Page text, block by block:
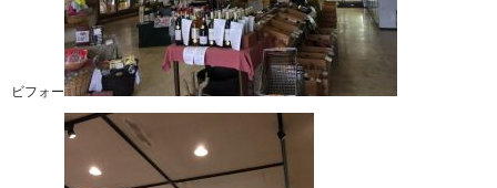
ビフォー